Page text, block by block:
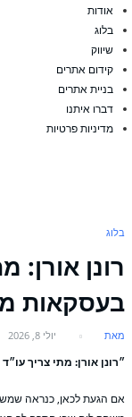
אודות
בלוג
שיווק
קידום אתרים
בניית אתרים
דברו איתנו
מדיניות פרטיות
אורן:
יולי 8, 2026
אורן: מתי צריך עו״ד
הגעת לכאן, כנראה שמשהו